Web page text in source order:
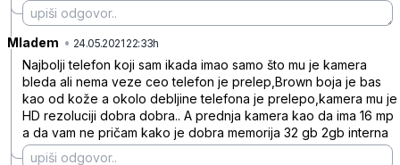
Mladem • 24.05.2021 22:33h
Najbolji telefon koji sam ikada imao samo što mu je kamera
bleda ali nema veze ceo telefon je prelep,Brown boja je bas
kao od kože a okolo debljine telefona je prelepo,kamera mu je
HD rezoluciji dobra dobra.. A prednja kamera kao da ima 16 mp
a da vam ne pričam kako je dobra memorija 32 gb 2gb interna